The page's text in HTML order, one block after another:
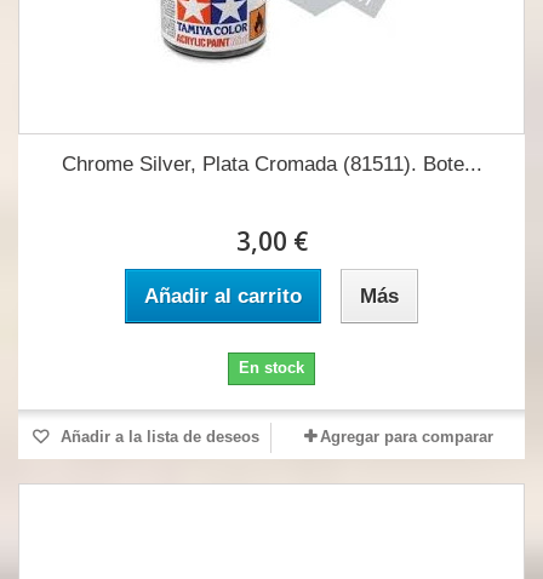
Chrome Silver, Plata Cromada (81511). Bote...
3,00 €
Añadir al carrito Más
En stock
Añadir a la lista de deseos Agregar para comparar